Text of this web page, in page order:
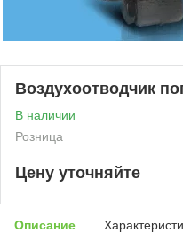
Воздухоотводчик
В наличии
Розница
Цену уточняйте
Описание